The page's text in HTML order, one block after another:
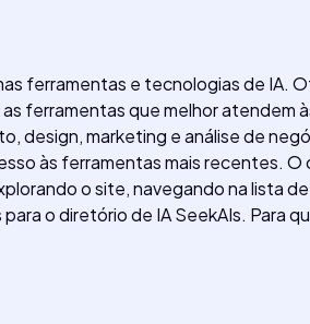
ferramentas e tecnologias de IA.
ferramentas que melhor atendem
marketing e análise de
às ferramentas mais recentes.
o site, navegando na lista
o diretório de IA SeekAIs. Para